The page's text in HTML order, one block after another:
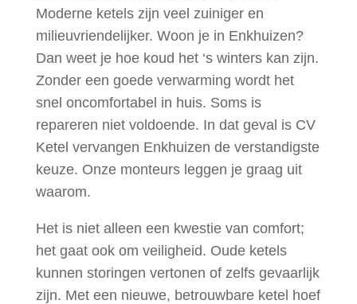
Moderne ketels zijn veel zuiniger en
milieuvriendelijker. Woon je in Enkhuizen?
Dan weet je hoe koud het ‘s winters kan zijn.
Zonder een goede verwarming wordt het
snel oncomfortabel in huis. Soms is
repareren niet voldoende. In dat geval is CV
Ketel vervangen Enkhuizen de verstandigste
keuze. Onze monteurs leggen je graag uit
waarom.
Het is niet alleen een kwestie van comfort;
het gaat ook om veiligheid. Oude ketels
kunnen storingen vertonen of zelfs gevaarlijk
zijn. Met een nieuwe, betrouwbare ketel hoef